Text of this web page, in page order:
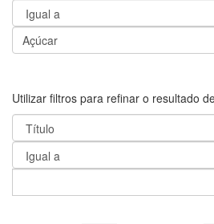
Utilizar filtros para refinar o resultado